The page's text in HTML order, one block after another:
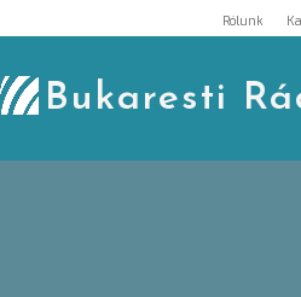
to
content
Rólunk
Bukaresti